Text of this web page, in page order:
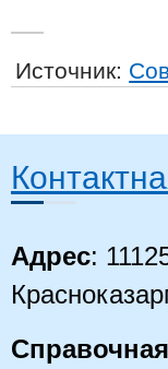
Источник:
Адрес: